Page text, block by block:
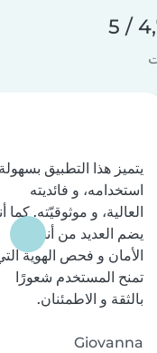
يتميز هذا التطبيق
استخدامه، و فائديته
العالية، و موثوقيّته. كما
يضم العديد من أنظمة
الأمان و فحص الهوية
تمنح المستخدم شعورًا
بالثقة و الاطمئنان.
Giovanna